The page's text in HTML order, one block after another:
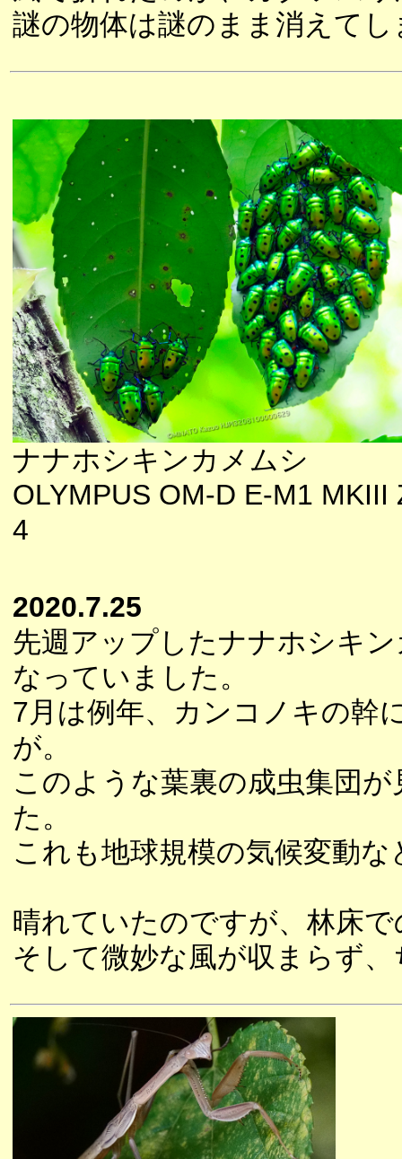
謎の物体は謎のまま消えて
ナナホシキンカメムシ
OLYMPUS OM-D E-M1 MKIII
4
2020.7.25
先週アップしたナナホシキ
なっていました。
7月は例年、カンコノキの幹
が。
このような葉裏の成虫集団
た。
これも地球規模の気候変動
晴れていたのですが、林床
そして微妙な風が収まらず